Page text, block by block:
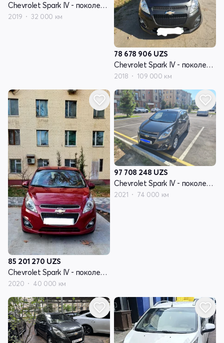
Chevrolet Spark IV - поколение рестайлинг
2019 32 000 км
78 678 906 UZS
Chevrolet Spark IV - поколение рестайлинг
2018 109 000 км
85 201 270 UZS
Chevrolet Spark IV - поколение рестайлинг
2020 40 000 км
97 708 248 UZS
Chevrolet Spark IV - поколение
2021 74 000 км